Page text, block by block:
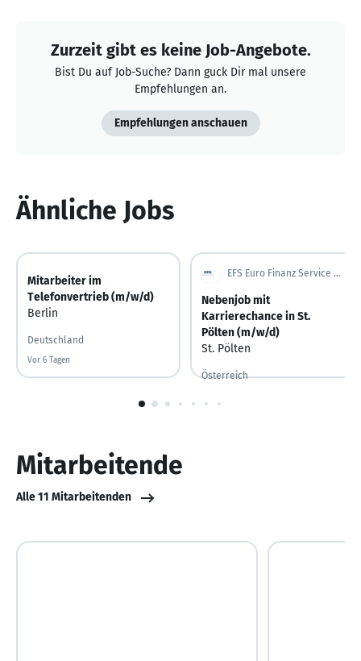
Zurzeit gibt es keine Job-Angebote.
Bist Du auf Job-Suche? Dann guck Dir mal unsere
Empfehlungen an.
Empfehlungen anschauen
Ähnliche Jobs
Mitarbeiter im
Telefonvertrieb (m/w/d)
Berlin
Deutschland
Vor 6 Tagen
Vor 6 Tagen veröffentlicht
EFS Euro Finanz Service Vermittlungs AG
Nebenjob mit
Karrierechance in St.
Pölten (m/w/d)
St. Pölten
Österreich
1
Mitarbeitende
Alle 11 Mitarbeitenden